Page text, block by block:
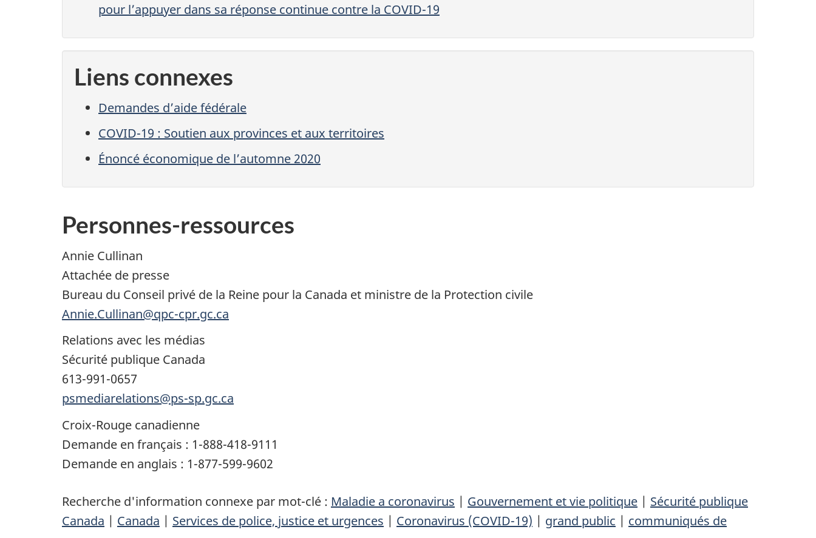
pour l’appuyer dans sa réponse continue contre la COVID-19
Liens connexes
Demandes d’aide fédérale
COVID-19 : Soutien aux provinces et aux territoires
Énoncé économique de l’automne 2020
Personnes-ressources
Annie Cullinan
Attachée de presse
Bureau du Conseil privé de la Reine pour la Canada et ministre de la Protection civile
Annie.Cullinan@qpc-cpr.gc.ca
Relations avec les médias
Sécurité publique Canada
613-991-0657
psmediarelations@ps-sp.gc.ca
Croix-Rouge canadienne
Demande en français : 1-888-418-9111
Demande en anglais : 1-877-599-9602
Recherche d'information connexe par mot-clé : Maladie a coronavirus | Gouvernement et vie politique | Sécurité publique
Canada | Canada | Services de police, justice et urgences | Coronavirus (COVID-19) | grand public | communiqués de